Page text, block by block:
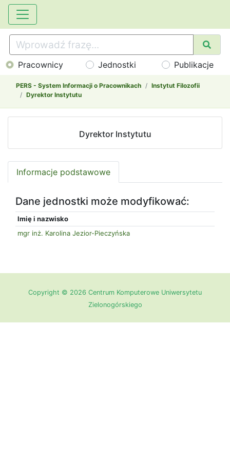
Pracownicy Jednostki Publikacje
PERS - System Informacji o Pracownikach
Instytut Filozofii
Dyrektor Instytutu
Dyrektor Instytutu
Informacje podstawowe
Dane jednostki może modyfikować:
Imię i nazwisko
mgr inż. Karolina Jezior-Pieczyńska
Copyright © 2026 Centrum Komputerowe Uniwersytetu
Zielonogórskiego